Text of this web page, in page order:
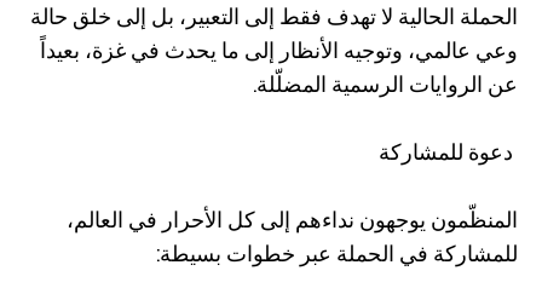
الحملة الحالية لا تهدف فقط إلى التعبير، بل إلى خلق حالة
وعي عالمي، وتوجيه الأنظار إلى ما يحدث في غزة، بعيداً
عن الروايات الرسمية المضلّلة.
دعوة للمشاركة
المنظّمون يوجهون نداءهم إلى كل الأحرار في العالم،
للمشاركة في الحملة عبر خطوات بسيطة: